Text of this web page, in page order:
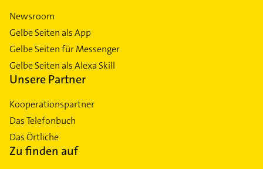
Newsroom
Gelbe Seiten als App
Gelbe Seiten für Messenger
Gelbe Seiten als Alexa Skill
Unsere Partner
Kooperationspartner
Das Telefonbuch
Das Örtliche
Zu finden auf